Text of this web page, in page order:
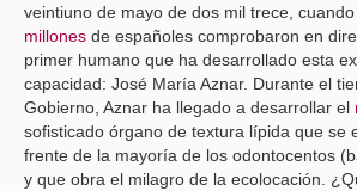
veintiuno de mayo de dos mil trece,
millones de españoles comprobaron en
primer humano que ha desarrollado esta
capacidad: José María Aznar. Durante el
Gobierno, Aznar ha llegado a desarrollar el
sofisticado órgano de textura lípida que se
frente de la mayoría de los odontocentos
y que obra el milagro de la ecolocación.